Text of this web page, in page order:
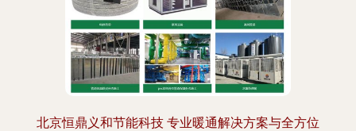
北京恒鼎义和节能科技 专业暖通解决方案与全方位